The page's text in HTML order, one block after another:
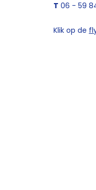
T 06 - 59
Klik op de